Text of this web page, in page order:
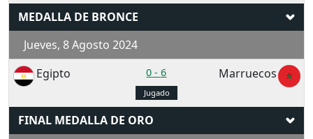
MEDALLA DE BRONCE
Jueves, 8 Agosto 2024
Egipto
0 -6 Marruecos
Jugado
FINAL MEDALLA DE ORO